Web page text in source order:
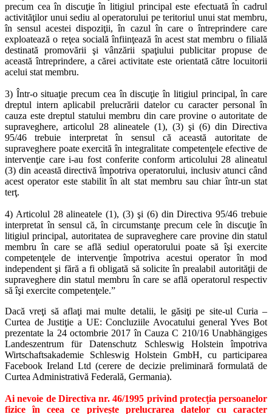
precum cea în discuţie în litigiul principal este efectuată în cadrul
activităţilor unui sediu al operatorului pe teritoriul unui stat membru,
în sensul acestei dispoziţii, în cazul în care o întreprindere care
exploatează o reţea socială înfiinţează în acest stat membru o filială
destinată promovării şi vânzării spaţiului publicitar propuse de
această întreprindere, a cărei activitate este orientată către locuitorii
acelui stat membru.
3) Într-o situaţie precum cea în discuţie în litigiul principal, în care
dreptul intern aplicabil prelucrării datelor cu caracter personal în
cauza este dreptul statului membru din care provine o autoritate de
supraveghere, articolul 28 alineatele (1), (3) şi (6) din Directiva
95/46 trebuie interpretat în sensul că această autoritate de
supraveghere poate exercită în integralitate competenţele efective de
intervenţie care i-au fost conferite conform articolului 28 alineatul
(3) din această directivă împotriva operatorului, inclusiv atunci când
acest operator este stabilit în alt stat membru sau chiar într-un stat
terţ.
4) Articolul 28 alineatele (1), (3) şi (6) din Directiva 95/46 trebuie
interpretat în sensul că, în circumstanţe precum cele în discuţie în
litigiul principal, autoritatea de supraveghere care provine din statul
membru în care se află sediul operatorului poate să îşi exercite
competenţele de intervenţie împotriva acestui operator în mod
independent şi fără a fi obligată să solicite în prealabil autorităţii de
supraveghere din statul membru în care se află operatorul respectiv
să îşi exercite competenţele.”
Dacă vreţi să aflaţi mai multe detalii, le găsiţi pe site-ul Curia –
Curtea de Justiţie a UE: Concluziile Avocatului general Yves Bot
prezentate la 24 octombrie 2017 în Cauza C 210/16 Unabhängiges
Landeszentrum für Datenschutz Schleswig Holstein împotriva
Wirtschaftsakademie Schleswig Holstein GmbH, cu participarea
Facebook Ireland Ltd (cerere de decizie preliminară formulată de
Curtea Administrativă Federală, Germania).
Ai nevoie de Directiva nr. 46/1995 privind protecția persoanelor
fizice în ceea ce privește prelucrarea datelor cu caracter